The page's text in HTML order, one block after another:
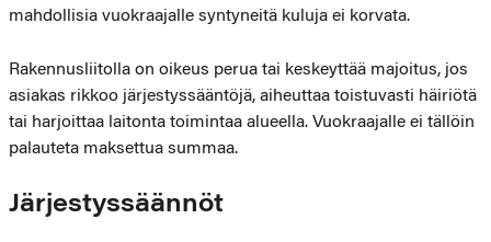
mahdollisia vuokraajalle syntyneitä kuluja ei korvata.
Rakennusliitolla on oikeus perua tai keskeyttää majoitus, jos
asiakas rikkoo järjestyssääntöjä, aiheuttaa toistuvasti häiriötä
tai harjoittaa laitonta toimintaa alueella. Vuokraajalle ei tällöin
palauteta maksettua summaa.
Järjestyssäännöt